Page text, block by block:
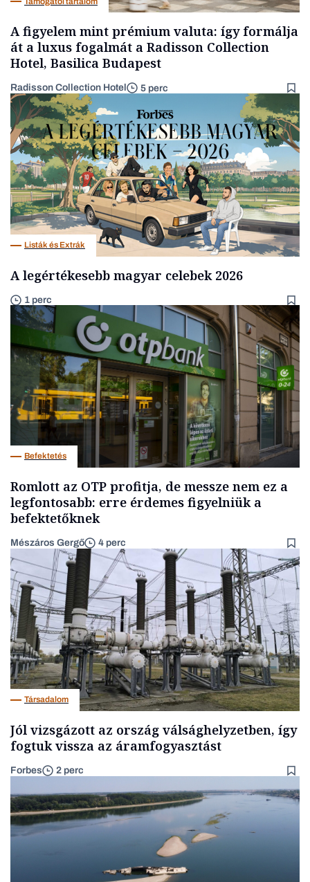
A figyelem mint prémium valuta: így formálja
át a luxus fogalmát a Radisson Collection
Hotel, Basilica Budapest
Radisson Collection Hotel 5 perc
Listák és Extrák
A legértékesebb magyar celebek 2026
1 perc
Befektetés
Romlott az OTP profitja, de messze nem ez a
legfontosabb: erre érdemes figyelniük a
befektetőknek
Mészáros Gergő 4 perc
Társadalom
Jól vizsgázott az ország válsághelyzetben, így
fogtuk vissza az áramfogyasztást
Forbes 2 perc